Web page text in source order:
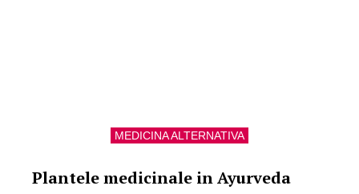
MEDICINA ALTERNATIVA
Plantele medicinale in Ayurveda